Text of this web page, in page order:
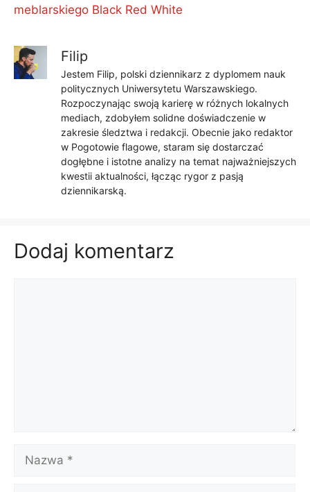
meblarskiego Black Red White
Filip
Jestem Filip, polski dziennikarz z dyplomem nauk
politycznych Uniwersytetu Warszawskiego.
Rozpoczynając swoją karierę w różnych lokalnych
mediach, zdobyłem solidne doświadczenie w
zakresie śledztwa i redakcji. Obecnie jako redaktor
w Pogotowie flagowe, staram się dostarczać
dogłębne i istotne analizy na temat najważniejszych
kwestii aktualności, łącząc rygor z pasją
dziennikarską.
Dodaj komentarz
Nazwa